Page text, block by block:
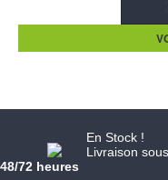
En Stock !
Livraison sous
48/72 heures